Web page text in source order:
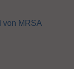
von MRSA